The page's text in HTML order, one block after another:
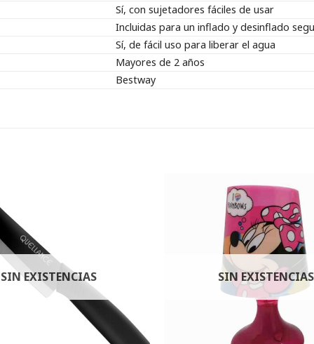
Sí, con sujetadores fáciles de usar
Incluidas para un inflado y desinflado
Sí, de fácil uso para liberar el agua
Mayores de 2 años
Bestway
SIN EXISTENCIAS SIN EXISTENCIAS